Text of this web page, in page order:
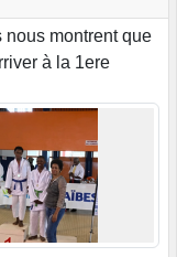
nous montrent que
à la 1ere